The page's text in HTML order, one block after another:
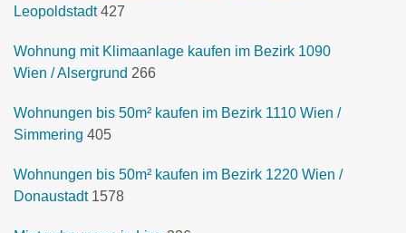
Leopoldstadt 427
Wohnung mit Klimaanlage kaufen im Bezirk 1090
Wien / Alsergrund 266
Wohnungen bis 50m² kaufen im Bezirk 1110 Wien /
Simmering 405
Wohnungen bis 50m² kaufen im Bezirk 1220 Wien /
Donaustadt 1578